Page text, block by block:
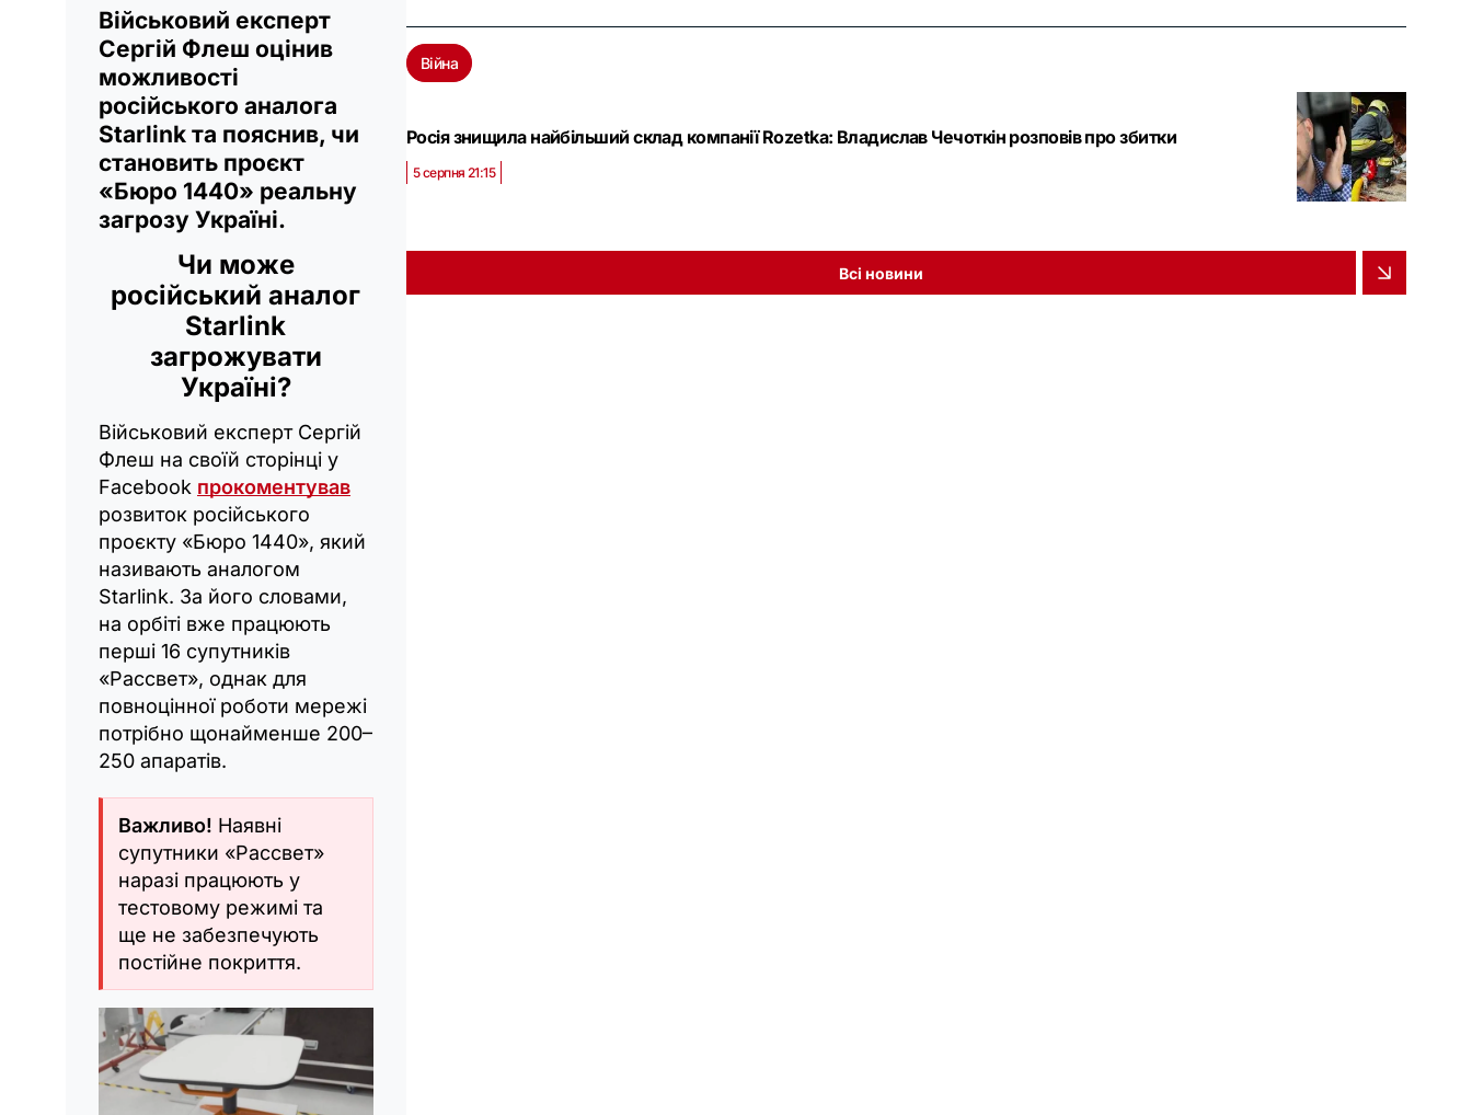
Військовий експерт
Сергій Флеш оцінив
можливості
російського аналога
Starlink та пояснив, чи
становить проєкт
«Бюро 1440» реальну
загрозу Україні.
Чи може
російський аналог
Starlink
загрожувати
Україні?
Військовий експерт Сергій
Флеш на своїй сторінці у
Facebook прокоментував
розвиток російського
проєкту «Бюро 1440», який
називають аналогом
Starlink. За його словами,
на орбіті вже працюють
перші 16 супутників
«Рассвет», однак для
повноцінної роботи мережі
потрібно щонайменше 200–
250 апаратів.
Важливо! Наявні
супутники «Рассвет»
наразі працюють у
тестовому режимі та
ще не забезпечують
постійне покриття.
Війна
Росія знищила найбільший склад компанії Rozetka: Владислав Чечоткін розповів про збитки
5 серпня 21:15
Всі новини